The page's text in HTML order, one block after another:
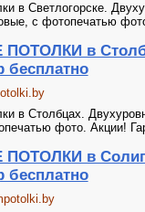
в Светлогорске.
с фотопечатью
в
бесплатно
в Столбцах.
фото. Акции!
в
бесплатно